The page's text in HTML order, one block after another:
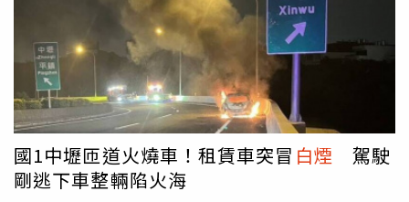
著彭姓老闆及工程器具準備前往頭屋鄉工地施工，沿著台6
線北上行駛。在接近長春路口前的下坡路段時，透過後照鏡
突然發現車輛右後方電池箱位置冒出
白煙，立即停靠路邊檢
查並撥打119求助。不料才剛報案完畢，回頭便看到火勢快
速蔓延，整輛車瞬間陷入火海，令兩人當場嚇得目瞪口呆。
彭姓老闆推測，貨車長期頻繁進出工地，底盤及傳動系統可
能夾帶大量乾草與雜物，在行駛過程中因摩擦產生高溫，進
而引發火勢。不過，真正起火原因仍須等待消防局火災調查
人員進一步鑑定確認。值得慶幸的是，車斗上載運的柴油箱
國1中壢匝道火燒車！租賃車突冒 白煙 駕駛
剛逃下車整輛陷火海